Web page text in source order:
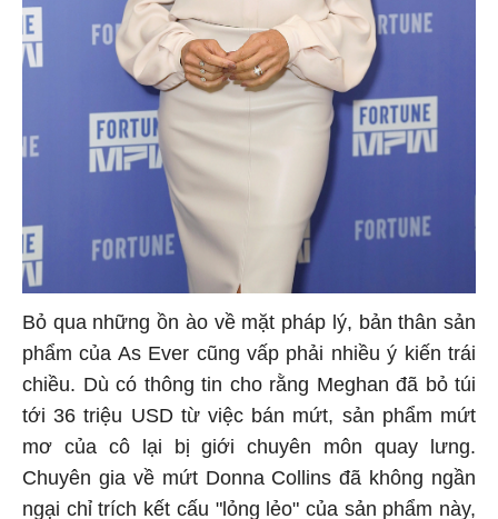
Bỏ qua những ồn ào về mặt pháp lý, bản thân sản
phẩm của As Ever cũng vấp phải nhiều ý kiến trái
chiều. Dù có thông tin cho rằng Meghan đã bỏ túi
tới 36 triệu USD từ việc bán mứt, sản phẩm mứt
mơ của cô lại bị giới chuyên môn quay lưng.
Chuyên gia về mứt Donna Collins đã không ngần
ngại chỉ trích kết cấu "lỏng lẻo" của sản phẩm này,